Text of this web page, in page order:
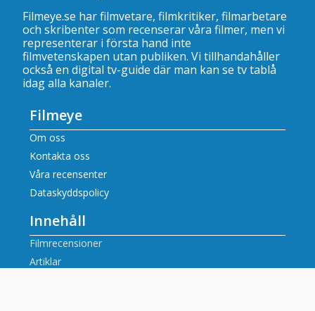
Filmeye.se har filmvetare, filmkritiker, filmarbetare
och skribenter som recenserar våra filmer, men vi
representerar i första hand inte
filmvetenskapen utan publiken. Vi tillhandahåller
också en digital tv-guide där man kan se tv tablå
idag alla kanaler.
Filmeye
Om oss
Kontakta oss
Våra recensenter
Dataskyddspolicy
Innehåll
Filmrecensioner
Artiklar